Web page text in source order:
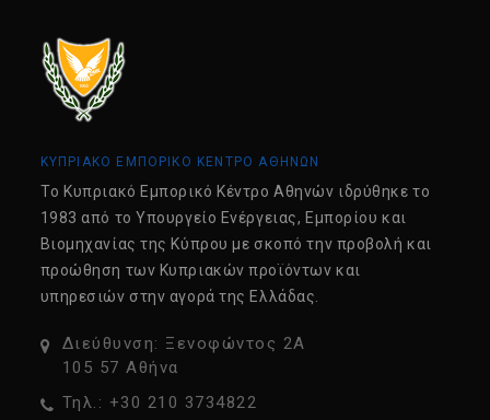
ΚΥΠΡΙΑΚΟ ΕΜΠΟΡΙΚΟ ΚΕΝΤΡΟ ΑΘΗΝΩΝ
Tο Κυπριακό Εμπορικό Κέντρο Αθηνών ιδρύθηκε το
1983 από το Υπουργείο Ενέργειας, Εμπορίου και
Βιομηχανίας της Κύπρου με σκοπό την προβολή και
προώθηση των Κυπριακών προϊόντων και
υπηρεσιών στην αγορά της Ελλάδας.
Διεύθυνση: Ξενοφώντος 2Α
105 57 Αθήνα
Τηλ.: +30 210 3734822